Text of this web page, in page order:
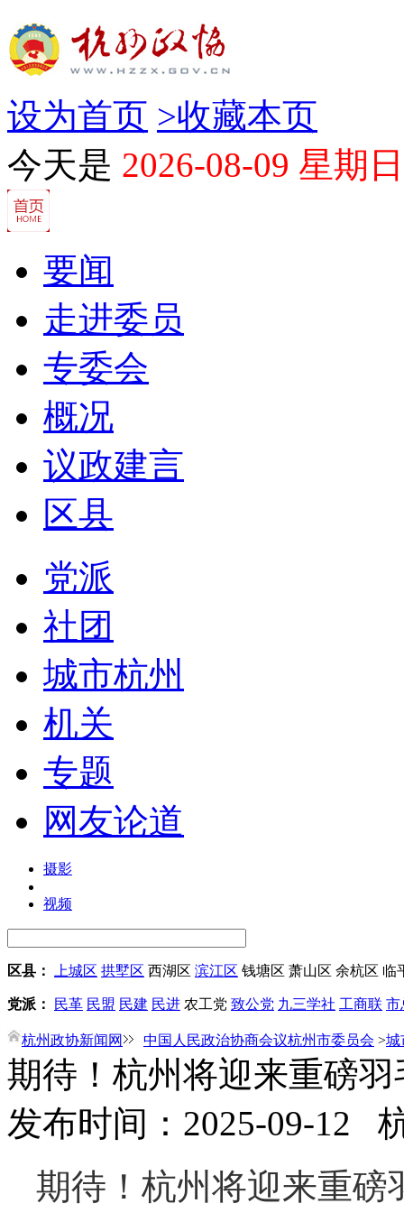
设为首页 >收藏本页
今天是 2026-08-09 星期日
要闻
走进委员
专委会
概况
议政建言
区县
党派
社团
城市杭州
机关
专题
网友论道
摄影
视频
区县： 上城区 拱墅区 西湖区 滨江区 钱塘区 萧山区 余杭区 临
党派： 民革 民盟 民建 民进 农工党 致公党 九三学社 工商联 市
杭州政协新闻网 中国人民政治协商会议杭州市委员会 >城
期待！杭州将迎来重磅
发布时间：2025-09-12
期待！杭州将迎来重磅